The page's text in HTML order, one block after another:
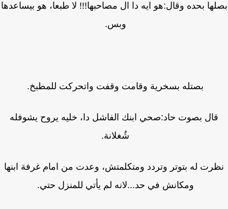
بحده وقال:هو ايه دا ال مصاحبها!!! لا طبعا، هو بيساعدها
وبس.
بصتله بسخرية وقامت وقفت واتحركت للمطبخ.
قال بصوت حاد:صحي ابنك الفاشل دا، خليه يروح يشوفله
شُغلانة.
له بتوتر وتردد ومتكلمتش، وعدت من امام غرفة ابنها
ومكانش في حد...لانه لم يأتي للمنزل حتي.